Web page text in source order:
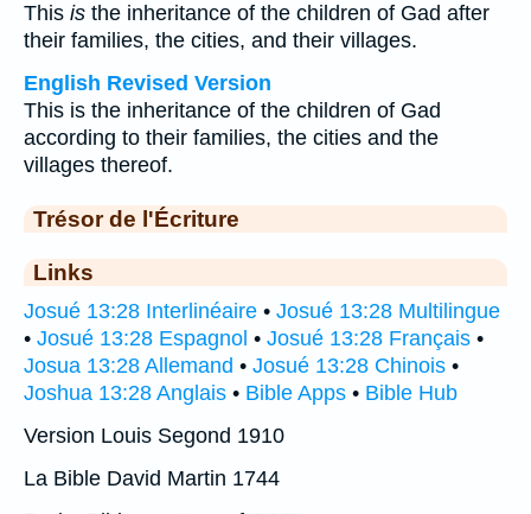
This is the inheritance of the children of Gad after
their families, the cities, and their villages.
English Revised Version
This is the inheritance of the children of Gad
according to their families, the cities and the
villages thereof.
Trésor de l'Écriture
Links
Josué 13:28 Interlinéaire • Josué 13:28 Multilingue
• Josué 13:28 Espagnol • Josué 13:28 Français •
Josua 13:28 Allemand • Josué 13:28 Chinois •
Joshua 13:28 Anglais • Bible Apps • Bible Hub
Version Louis Segond 1910
La Bible David Martin 1744